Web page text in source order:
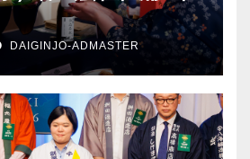
DAIGINJO-ADMASTER